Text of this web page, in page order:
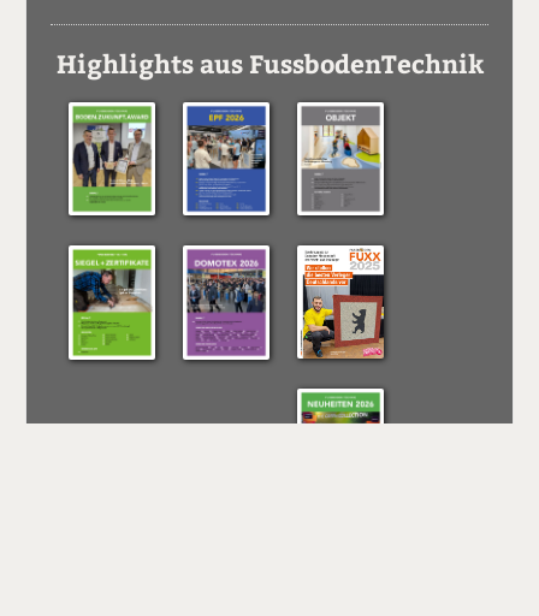
Highlights aus FussbodenTechnik